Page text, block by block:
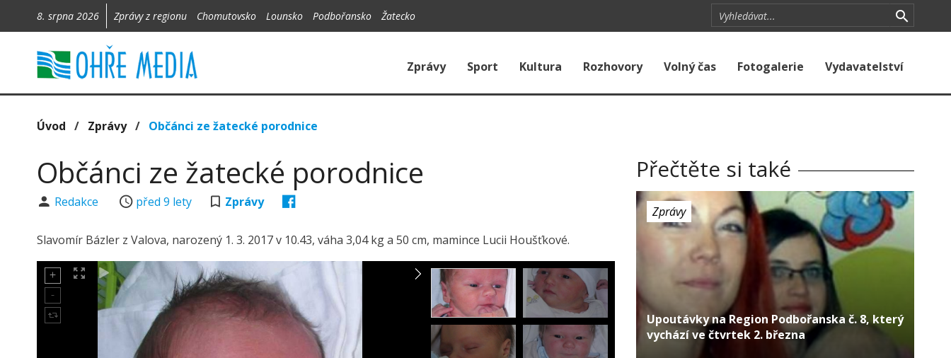
8. srpna 2026 Zprávy z regionu Chomutovsko Lounsko Podbořansko Žatecko
Zprávy Sport Kultura Rozhovory Volný čas Fotogalerie Vydavatelství
Úvod / Zprávy/ Občánci ze žatecké porodnice
Občánci ze žatecké porodnice
Redakce před 9 lety Zprávy
Slavomír Bázler z Valova, narozený 1. 3. 2017 v 10.43, váha 3,04 kg a 50 cm, mamince Lucii Houšťkové.
Přečtěte si také
Zprávy
Upoutávky na Region Podbořanska č. 8, který
vychází ve čtvrtek 2. března